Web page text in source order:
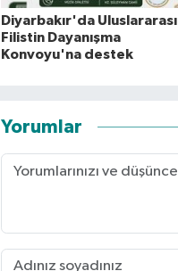
Diyarbakır'da Uluslararası
Filistin Dayanışma
Konvoyu'na destek
Yorumlar